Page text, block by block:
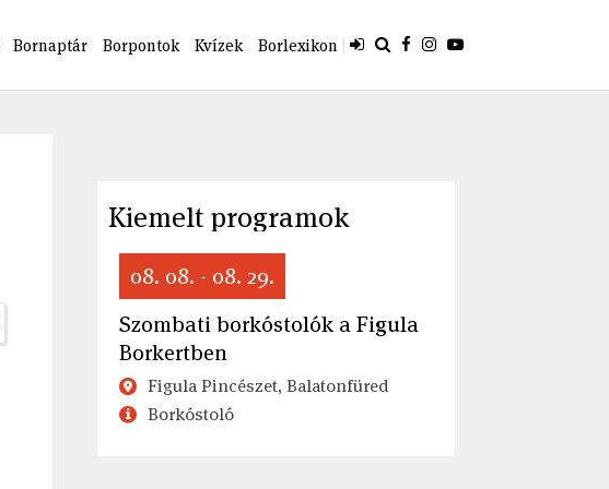
Bornaptár Borpontok Kvízek Borlexikon
Kiemelt programok
08. 08. - 08. 29.
Szombati borkóstolók a Figula
Borkertben
Figula Pincészet, Balatonfüred
Borkóstoló